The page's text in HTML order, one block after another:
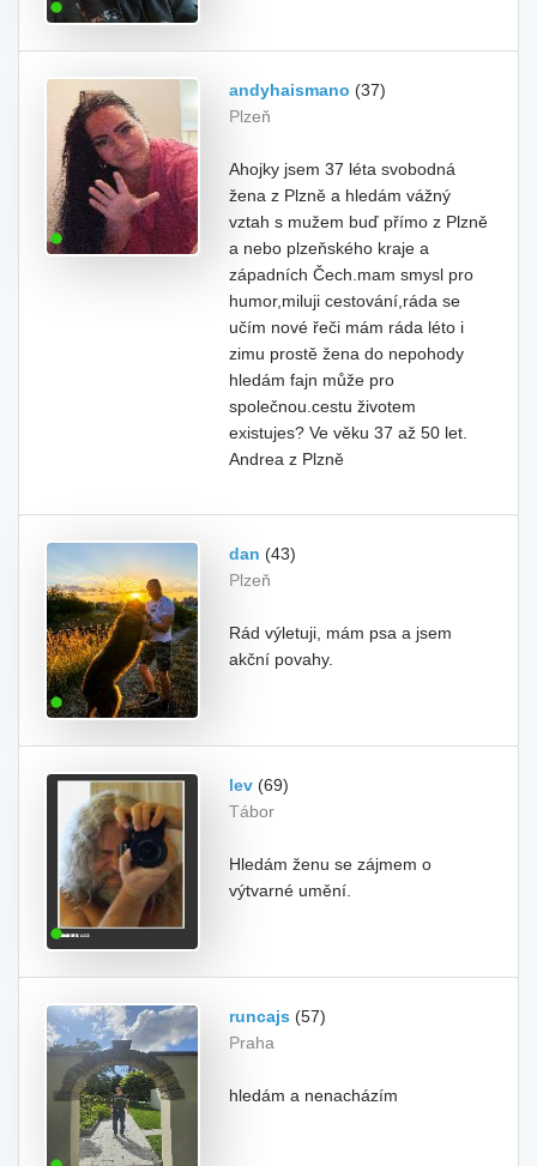
andyhaismano (37)
Plzeň
Ahojky jsem 37 léta svobodná
žena z Plzně a hledám vážný
vztah s mužem buď přímo z Plzně
a nebo plzeňského kraje a
západních Čech.mam smysl pro
humor,miluji cestování,ráda se
učím nové řeči mám ráda léto i
zimu prostě žena do nepohody
hledám fajn může pro
společnou.cestu životem
existujes? Ve věku 37 až 50 let.
Andrea z Plzně
dan (43)
Plzeň
Rád výletuji, mám psa a jsem
akční povahy.
lev (69)
Tábor
Hledám ženu se zájmem o
výtvarné umění.
runcajs (57)
Praha
hledám a nenacházím